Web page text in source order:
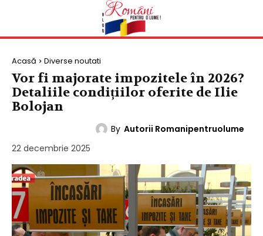
Acasă Diverse noutati
Vor fi majorate impozitele în 2026?
Detaliile condițiilor oferite de Ilie
Bolojan
By Autorii Romanipentruolume
22 decembrie 2025